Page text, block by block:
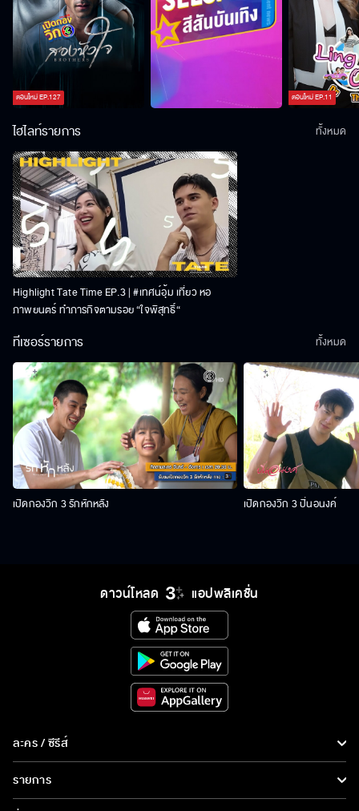
ตอนใหม่EP.127 ตอนใหม่EP.11
ไฮไลท์รายการ
Highlight Tate Time EP.3 | #เทศน์อุ้ม เที่ยว หอ
ภาพยนตร์ ทำภารกิจตามรอย “ใจพิสุทธิ์“
ทั้งหมด
ทีเซอร์รายการ
เปิดกองวิก 3 รักหักหลัง เปิดกองวิก 3 ปิ่นอนงค์
ทั้งหมด
ดาวน์โหลด แอปพลิเคชั่น
ละคร / ซีรีส์
ละคร/ซีรีส์
ซีรีส์นานาชาติ
รายการ
รายการทั้งหมด